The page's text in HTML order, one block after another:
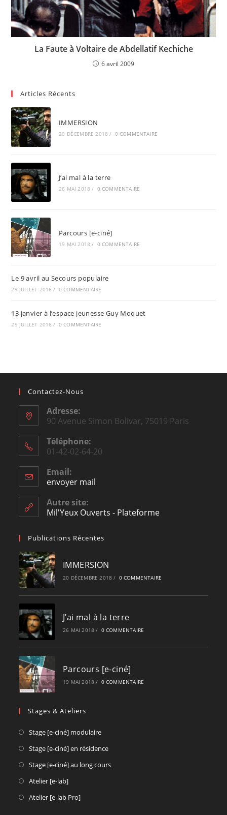
La Faute à Voltaire de Abdellatif Kechiche
6 avril 2009
Articles Récents
IMMERSION
20 DÉCEMBRE 2018 / 0 COMMENTAIRE
J’ai mal à la terre
26 MAI 2018 / 0 COMMENTAIRE
Parcours [e-ciné]
19 MAI 2018 / 0 COMMENTAIRE
Le 9 avril au Secours populaire
29 JUILLET 2016 / 0 COMMENTAIRE
13 janvier à l’espace jeunesse Guy Moquet
29 JUILLET 2016 / 0 COMMENTAIRE
Contactez-Nous
Adresse:
90 Avenue Simon Bolivar, 75019 Paris
Téléphone:
01-42-02-64-20
Email:
envoyer mail
application
Autre site:
Mil'Yeux Ouverts - Plateforme
Publications Récentes
IMMERSION
20 DÉCEMBRE 2018 / 0 COMMENTAIRE
J’ai mal à la terre
26 MAI 2018 / 0 COMMENTAIRE
Parcours [e-ciné]
19 MAI 2018 / 0 COMMENTAIRE
Stages & Ateliers
Stage [e-ciné] modulaireOpens
new
Stage [e-ciné] en résidenceOpens
Stage [e-ciné] au long coursOpens
Atelier [e-lab]Opens
Atelier [e-lab Pro]Opens